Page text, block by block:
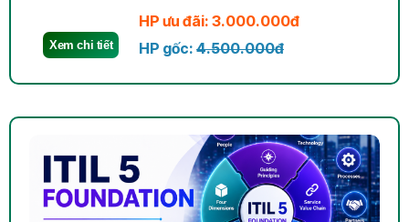
HP ưu đãi: 3.000.000đ
HP gốc: 4.500.000đ
Xem chi tiết